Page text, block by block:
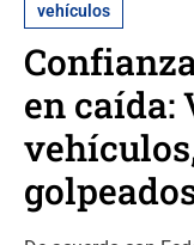
vehículos
en caída: